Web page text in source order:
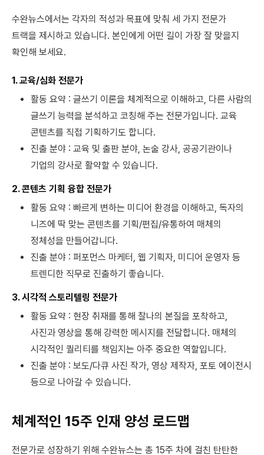
수완뉴스에서는 각자의 적성과 목표에 맞춰 세 가지 전문가
트랙을 제시하고 있습니다. 본인에게 어떤 길이 가장 잘 맞을지
확인해 보세요.
1. 교육/심화 전문가
활동 요약 : 글쓰기 이론을 체계적으로 이해하고, 다른 사람의
글쓰기 능력을 분석하고 코칭해 주는 전문가입니다. 교육
콘텐츠를 직접 기획하기도 합니다.
진출 분야 : 교육 및 출판 분야, 논술 강사, 공공기관이나
기업의 강사로 활약할 수 있습니다.
2. 콘텐츠 기획 융합 전문가
활동 요약 : 빠르게 변하는 미디어 환경을 이해하고, 독자의
니즈에 딱 맞는 콘텐츠를 기획/편집/유통하여 매체의
정체성을 만들어갑니다.
진출 분야 : 퍼포먼스 마케터, 웹 기획자, 미디어 운영자 등
트렌디한 직무로 진출하기 좋습니다.
3. 시각적 스토리텔링 전문가
활동 요약 : 현장 취재를 통해 찰나의 본질을 포착하고,
사진과 영상을 통해 강력한 메시지를 전달합니다. 매체의
시각적인 퀄리티를 책임지는 아주 중요한 역할입니다.
진출 분야 : 보도/다큐 사진 작가, 영상 제작자, 포토 에이전시
등으로 나아갈 수 있습니다.
체계적인 15주 인재 양성 로드맵
전문가로 성장하기 위해 수완뉴스는 총 15주 차에 걸친 탄탄한